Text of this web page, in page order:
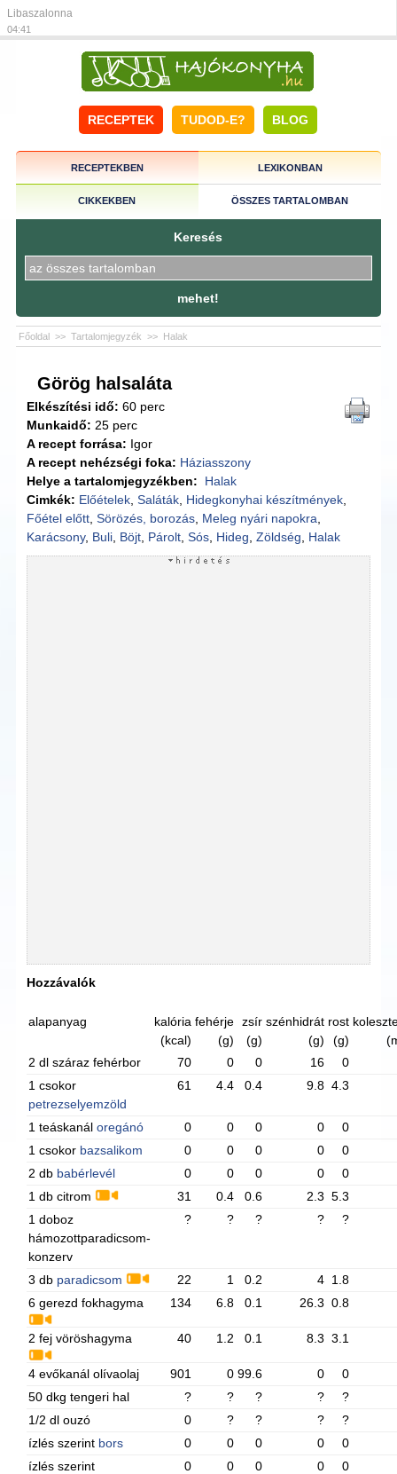
Libaszalonna
04:41
RECEPTEK TUDOD-E? BLOG
RECEPTEKBEN LEXIKONBAN
CIKKEKBEN ÖSSZES TARTALOMBAN
Keresés
mehet!
Főoldal >> Tartalomjegyzék >> Halak
Görög halsaláta
Elkészítési idő: 60 perc
Munkaidő: 25 perc
A recept forrása: Igor
A recept nehézségi foka: Háziasszony
Helye a tartalomjegyzékben:
Halak
Cimkék: Előételek ,Saláták Hidegkonyhai készítmények
Főétel előtt ,Sörözés, borozás Meleg nyári napokra
Karácsony, Buli Böjt Párolt ,Sós Hideg ,Zöldség Halak
Hozzávalók
alapanyag
kalória
(kcal)
fehérje
(g)
zsír
(g)
szénhidrát
(g)
rost
(g)
2 dl száraz fehérbor
70 0 0 16
0
1 csokor
petrezselyemzöld
61 4.4 0.4 9.8 4.3
1 teáskanáloregánó 0 0 0 0
0
1 csokor bazsalikom 0 0 0 0
0
2 db babérlevél 0 0 0 0
0
1 db citrom
31 0.4 0.6 2.3 5.3
1 doboz
hámozottparadicsom-
konzerv
? ? ? ? ?
3 db paradicsom 22 1 0.2 4 1.8
6 gerezd fokhagyma
134 6.8 0.1 26.3 0.8
2 fej vöröshagyma 40 1.2 0.1 8.3 3.1
4 evőkanál olívaolaj 901 0 99.6 0
0
50 dkg tengeri hal
? ? ? ?
?
1/2 dl ouzó
0 ? ? ?
?
ízlés szerint bors 0 0 0 0
0
ízlés szerint
0 0 0 0 0